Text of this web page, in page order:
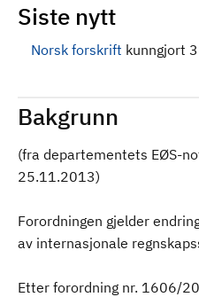
Siste nytt
Norsk forskrift kunngjort
Bakgrunn
(fra departementets EØS-
25.11.2013)
Forordningen gjelder
av internasjonale
Etter forordning nr. 1606/